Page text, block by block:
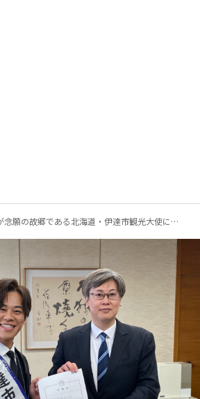
故郷である北海道・伊達市観光大使に就任！「故郷へ恩返しがしたい」